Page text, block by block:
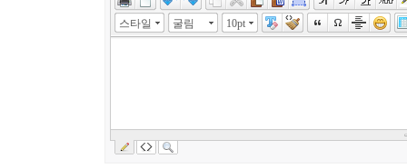
스타일 굴림 10pt